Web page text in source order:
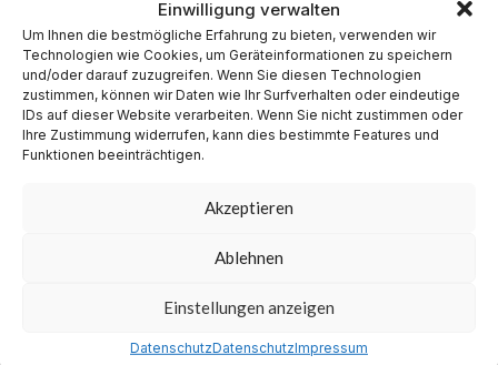
Einwilligung verwalten
Um Ihnen die bestmögliche Erfahrung zu bieten, verwenden wir
Technologien wie Cookies, um Geräteinformationen zu speichern
und/oder darauf zuzugreifen. Wenn Sie diesen Technologien
zustimmen, können wir Daten wie Ihr Surfverhalten oder eindeutige
IDs auf dieser Website verarbeiten. Wenn Sie nicht zustimmen oder
Ihre Zustimmung widerrufen, kann dies bestimmte Features und
Funktionen beeinträchtigen.
Akzeptieren
Ablehnen
Einstellungen anzeigen
DatenschutzDatenschutzImpressum
September 2024
August 2024
Juli 2024
Juni 2024
Mai 2024
April 2024
September 2023